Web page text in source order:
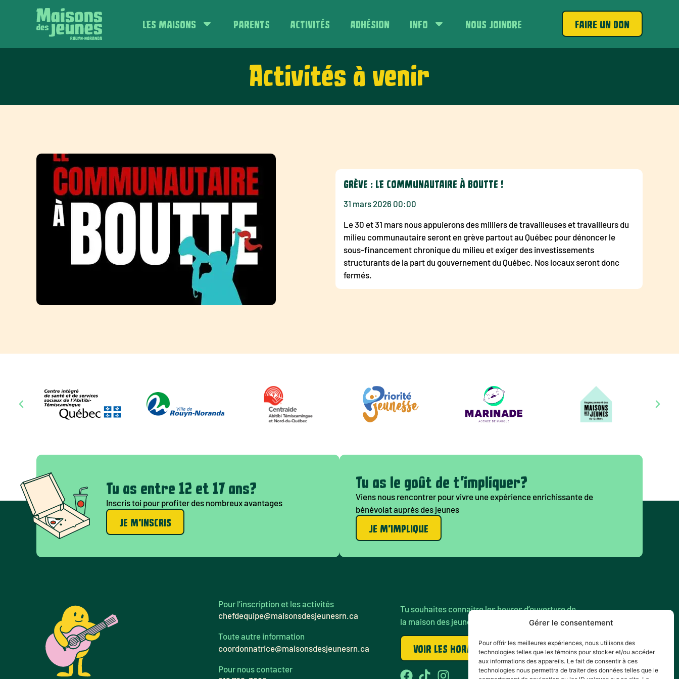
Gérer le consentement
Pour offrir les meilleures expériences, nous utilisons des
technologies telles que les témoins pour stocker et/ou accéder
aux informations des appareils. Le fait de consentir à ces
technologies nous permettra de traiter des données telles que le
LES MAISONS PARENTS ACTIVITÉS ADHÉSION INFO NOUS JOINDRE FAIRE UN DON
Activités à venir
GRÈVE : LE COMMUNAUTAIRE À BOUTTE !
31 mars 2026 00:00
Le 30 et 31 mars nous appuierons des milliers de travailleuses et travailleurs du
milieu communautaire seront en grève partout au Québec pour dénoncer le
sous-financement chronique du milieu et exiger des investissements
structurants de la part du gouvernement du Québec. Nos locaux seront donc
fermés.
Tu as entre 12 et 17 ans?
Inscris toi pour profiter des nombreux avantages
JE M'INSCRIS
Tu as le goût de t'impliquer?
Viens nous rencontrer pour vivre une expérience enrichissante de
bénévolat auprès des jeunes
JE M'IMPLIQUE
Pour l’inscription et les activités
chefdequipe@maisonsdesjeunesrn.ca
Toute autre information
coordonnatrice@maisonsdesjeunesrn.ca
Pour nous contacter
Tu souhaites connaitre les heures d’ouverture de
la maison des jeunes de ton quartier ?
VOIR LES HORAIRES